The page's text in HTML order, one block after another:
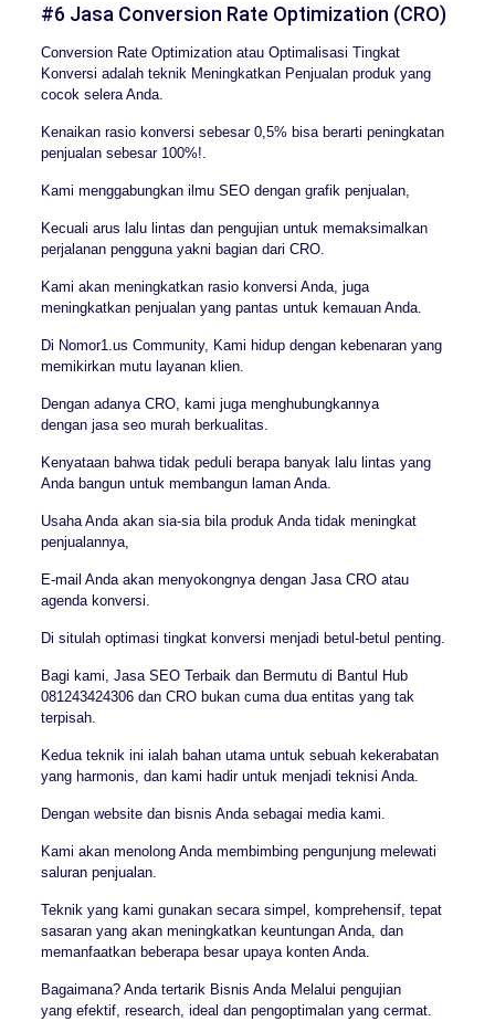
#6 Jasa Conversion Rate Optimization (CRO)
Conversion Rate Optimization atau Optimalisasi Tingkat
Konversi adalah teknik Meningkatkan Penjualan produk yang
cocok selera Anda.
Kenaikan rasio konversi sebesar 0,5% bisa berarti peningkatan
penjualan sebesar 100%!.
Kami menggabungkan ilmu SEO dengan grafik penjualan,
Kecuali arus lalu lintas dan pengujian untuk memaksimalkan
perjalanan pengguna yakni bagian dari CRO.
Kami akan meningkatkan rasio konversi Anda, juga
meningkatkan penjualan yang pantas untuk kemauan Anda.
Di Nomor1.us Community, Kami hidup dengan kebenaran yang
memikirkan mutu layanan klien.
Dengan adanya CRO, kami juga menghubungkannya
dengan jasa seo murah berkualitas.
Kenyataan bahwa tidak peduli berapa banyak lalu lintas yang
Anda bangun untuk membangun laman Anda.
Usaha Anda akan sia-sia bila produk Anda tidak meningkat
penjualannya,
E-mail Anda akan menyokongnya dengan Jasa CRO atau
agenda konversi.
Di situlah optimasi tingkat konversi menjadi betul-betul penting.
Bagi kami, Jasa SEO Terbaik dan Bermutu di Bantul Hub
081243424306 dan CRO bukan cuma dua entitas yang tak
terpisah.
Kedua teknik ini ialah bahan utama untuk sebuah kekerabatan
yang harmonis, dan kami hadir untuk menjadi teknisi Anda.
Dengan website dan bisnis Anda sebagai media kami.
Kami akan menolong Anda membimbing pengunjung melewati
saluran penjualan.
Teknik yang kami gunakan secara simpel, komprehensif, tepat
sasaran yang akan meningkatkan keuntungan Anda, dan
memanfaatkan beberapa besar upaya konten Anda.
Bagaimana? Anda tertarik Bisnis Anda Melalui pengujian
yang efektif, research, ideal dan pengoptimalan yang cermat.